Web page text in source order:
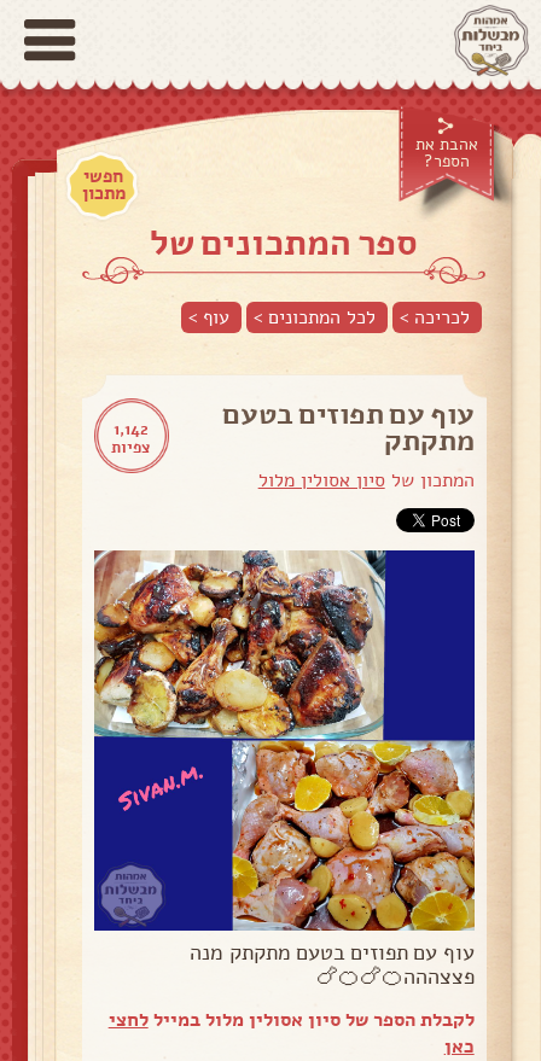
אהבת את
הספר?
חפשי
מתכון
ספר המתכונים של
לכריכה > לכל המתכונים > עוף >
1,142
צפיות
עוף עם תפוזים בטעם
מתקתק
המתכון שלסיון אסולין מלול
עוף עם תפוזים בטעם מתקתק מנה
פצצההה🍊🍗🍊🍗
לקבלת הספר של סיון אסולין מלול במייללחצי
כאן